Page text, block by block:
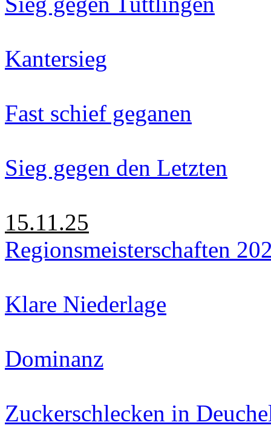
Kantersieg
Fast schief geganen
Sieg gegen den Letzten
15.11.25
Regionsmeisterschaften
Klare Niederlage
Dominanz
Zuckerschlecken in